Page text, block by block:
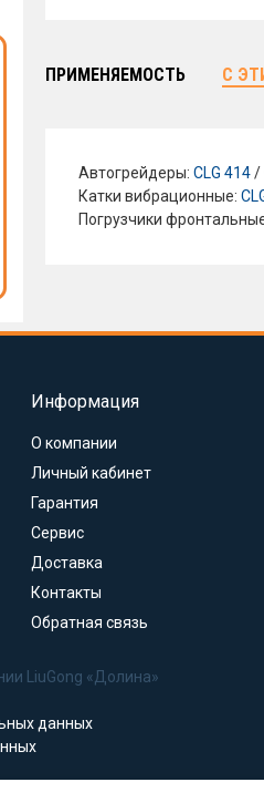
ПРИМЕНЯЕМОСТЬ С
Автогрейдеры: CLG 414/
Катки вибрационные:
Погрузчики
Информация
О компании
Личный кабинет
Гарантия
Сервис
Доставка
Контакты
Обратная связь
LiuGong «Долина»
данных